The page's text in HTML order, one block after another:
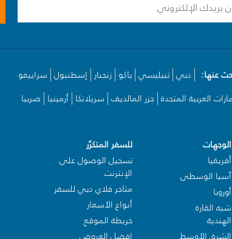
عنها: دبي تبيليسي باكو زنجبار إسطنبول سراييفو
العربية المتحدة جزر المالديف سريلانكا أرمينيا صربيا
الوجهات
أفريقيا
آسيا الوسطى
أوروبا
شبه القارة
الهندية
الشرق الأوسط
للسفر المتكرّر
تسجيل الوصول على
الإنترنت
متاجر فلاي دبي للسفر
أنواع الأسعار
خريطة الموقع
افضل العروض